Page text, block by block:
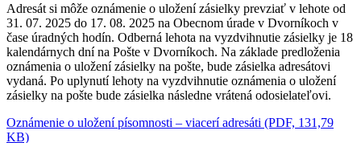
Adresát si môže oznámenie o uložení zásielky prevziať v lehote od
31. 07. 2025 do 17. 08. 2025 na Obecnom úrade v Dvorníkoch v
čase úradných hodín. Odberná lehota na vyzdvihnutie zásielky je 18
kalendárnych dní na Pošte v Dvorníkoch. Na základe predloženia
oznámenia o uložení zásielky na pošte, bude zásielka adresátovi
vydaná. Po uplynutí lehoty na vyzdvihnutie oznámenia o uložení
zásielky na pošte bude zásielka následne vrátená odosielateľovi.
Oznámenie o uložení písomnosti – viacerí adresáti (PDF, 131,79
KB)